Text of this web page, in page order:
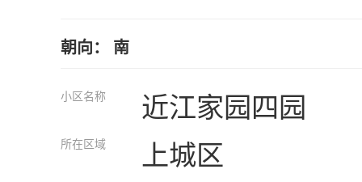
朝向： 南
小区名称 近江家园四园
所在区域 上城区